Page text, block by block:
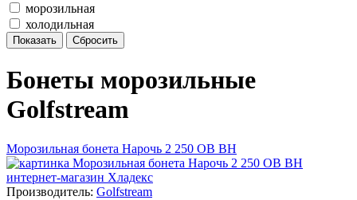
морозильная
холодильная
Бонеты морозильные
Golfstream
Морозильная бонета Нарочь 2 250 ОВ ВН
Производитель: Golfstream